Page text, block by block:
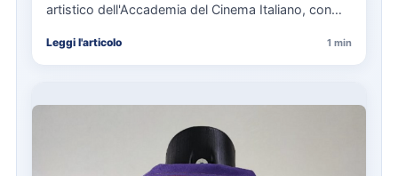
artistico dell'Accademia del Cinema Italiano, con
Leggi l'articolo 1 min